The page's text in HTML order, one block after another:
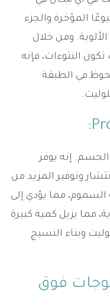
المؤخرة والجزء
ومن خلال
النتوءات، فإنه
في الطبقة
الجسم. إنه يوفر
وتوفير المزيد من
السموم، مما يؤدي إلى
مما يزيل كمية كبيرة
وبناء النسيج
فوق